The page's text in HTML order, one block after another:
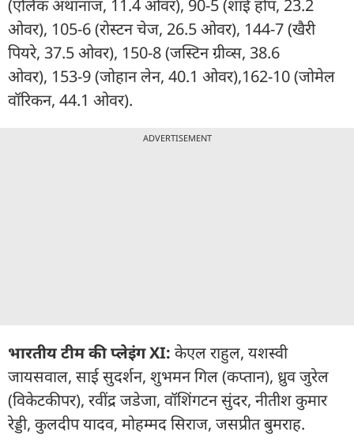
(एलिक अथानाज, 11.4 ओवर), 90-5 (शाई होप, 23.2
ओवर), 105-6 (रोस्टन चेज, 26.5 ओवर), 144-7 (खैरी
पियरे, 37.5 ओवर), 150-8 (जस्टिन ग्रीव्स, 38.6
ओवर), 153-9 (जोहान लेन, 40.1 ओवर),162-10 (जोमेल
वॉरिकन, 44.1 ओवर).
ADVERTISEMENT
भारतीय टीम की प्लेइंग XI: केएल राहुल, यशस्वी
जायसवाल, साई सुदर्शन, शुभमन गिल (कप्तान), ध्रुव जुरेल
(विकेटकीपर), रवींद्र जडेजा, वॉशिंगटन सुंदर, नीतीश कुमार
रेड्डी, कुलदीप यादव, मोहम्मद सिराज, जसप्रीत बुमराह.